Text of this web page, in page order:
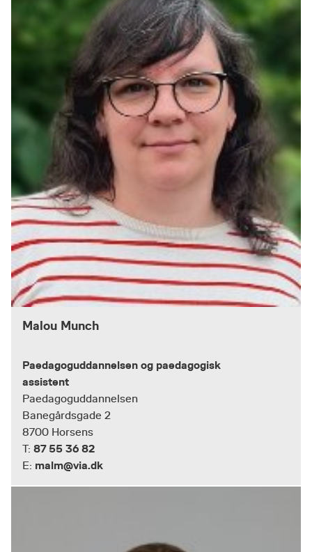
Malou Munch
Paedagoguddannelsen og paedagogisk
assistent
Paedagoguddannelsen
Banegårdsgade 2
8700 Horsens
T: 87 55 36 82
E: malm@via.dk